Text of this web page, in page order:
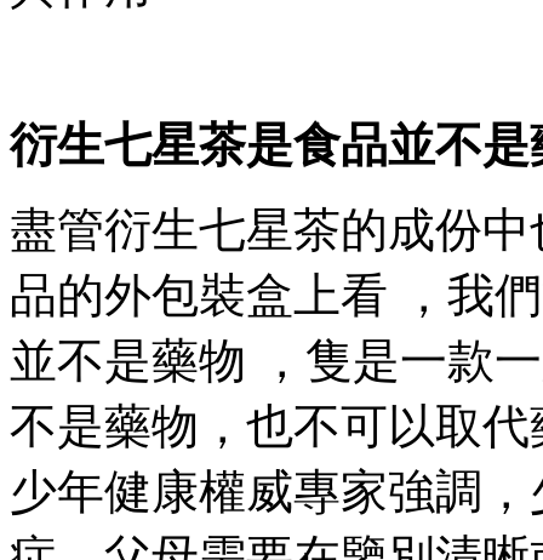
衍生七星茶是食品並不是
盡管衍生七星茶的成份中
品的外包裝盒上看 ，我
並不是藥物 ，隻是一款
不是藥物，也不可以取代
少年健康權威專家強調